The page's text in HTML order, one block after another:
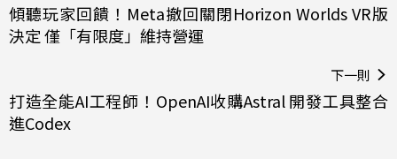
傾聽玩家回饋！Meta撤回關閉Horizon Worlds VR版
決定 僅「有限度」維持營運
下一則
打造全能AI工程師！OpenAI收購Astral 開發工具整合
進Codex